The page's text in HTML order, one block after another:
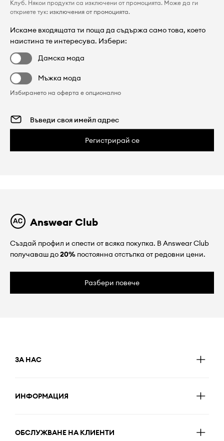
Клуб. Някои продукти са изключени от промоцията. Може да ги
откриете тук: изключения от промоцията.
Искаме входящата ти поща да съдържа само това, което
наистина те интересува. Избери:
Дамска мода
Мъжка мода
Избирането на оферта е опционално
Регистрирай се
Answear Club
Създай профил и спести от всяка покупка. В Answear Club
получаваш до20% постоянна отстъпка от редовни цени.
Разбери повече
ЗА НАС
ИНФОРМАЦИЯ
ОБСЛУЖВАНЕ НА КЛИЕНТИ